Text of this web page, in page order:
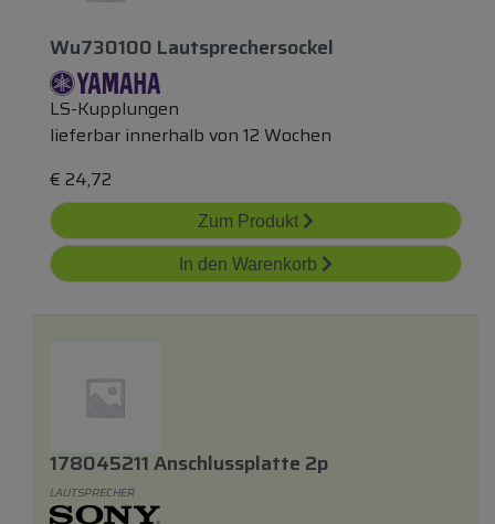
Wu730100 Lautsprechersockel
LS-Kupplungen
lieferbar innerhalb von 12 Wochen
€ 24,72
Zum Produkt
In den Warenkorb
178045211 Anschlussplatte 2p
LAUTSPRECHER